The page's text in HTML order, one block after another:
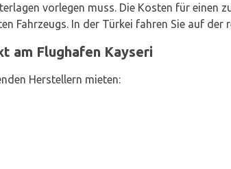
vorlegen muss. Die Kosten für einen
Fahrzeugs. In der Türkei fahren Sie auf der
am Flughafen Kayseri
Herstellern mieten: